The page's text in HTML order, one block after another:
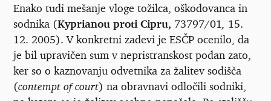
Enako tudi mešanje vloge tožilca, oškodovanca in
sodnika (Kyprianou proti Cipru, 73797/01
15.
12. 2005). V konkretni zadevi je ESČP ocenilo, da
je bil upravičen sum v nepristranskost podan zato,
ker so o kaznovanju odvetnika za žalitev sodišča
(contempt of court) na obravnavi odločili sodniki,